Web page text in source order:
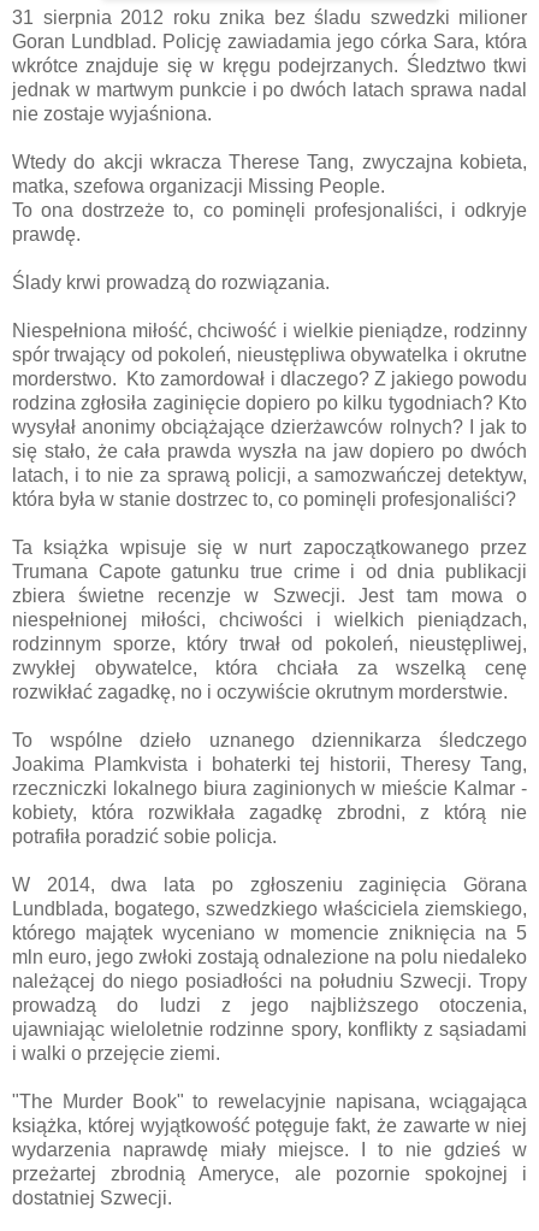
31 sierpnia 2012 roku znika bez śladu szwedzki milioner
Goran Lundblad. Policję zawiadamia jego córka Sara, która
wkrótce znajduje się w kręgu podejrzanych. Śledztwo tkwi
jednak w martwym punkcie i po dwóch latach sprawa nadal
nie zostaje wyjaśniona.
Wtedy do akcji wkracza Therese Tang, zwyczajna kobieta,
matka, szefowa organizacji Missing People.
To ona dostrzeże to, co pominęli profesjonaliści, i odkryje
prawdę.
Ślady krwi prowadzą do rozwiązania.
Niespełniona miłość, chciwość i wielkie pieniądze, rodzinny
spór trwający od pokoleń, nieustępliwa obywatelka i okrutne
morderstwo. Kto zamordował i dlaczego? Z jakiego powodu
rodzina zgłosiła zaginięcie dopiero po kilku tygodniach? Kto
wysyłał anonimy obciążające dzierżawców rolnych? I jak to
się stało, że cała prawda wyszła na jaw dopiero po dwóch
latach, i to nie za sprawą policji, a samozwańczej detektyw,
która była w stanie dostrzec to, co pominęli profesjonaliści?
Ta książka wpisuje się w nurt zapoczątkowanego przez
Trumana Capote gatunku true crime i od dnia publikacji
zbiera świetne recenzje w Szwecji. Jest tam mowa o
niespełnionej miłości, chciwości i wielkich pieniądzach,
rodzinnym sporze, który trwał od pokoleń, nieustępliwej,
zwykłej obywatelce, która chciała za wszelką cenę
rozwikłać zagadkę, no i oczywiście okrutnym morderstwie.
To wspólne dzieło uznanego dziennikarza śledczego
Joakima Plamkvista i bohaterki tej historii, Theresy Tang,
rzeczniczki lokalnego biura zaginionych w mieście Kalmar -
kobiety, która rozwikłała zagadkę zbrodni, z którą nie
potrafiła poradzić sobie policja.
W 2014, dwa lata po zgłoszeniu zaginięcia Görana
Lundblada, bogatego, szwedzkiego właściciela ziemskiego,
którego majątek wyceniano w momencie zniknięcia na 5
mln euro, jego zwłoki zostają odnalezione na polu niedaleko
należącej do niego posiadłości na południu Szwecji. Tropy
prowadzą do ludzi z jego najbliższego otoczenia,
ujawniając wieloletnie rodzinne spory, konflikty z sąsiadami
i walki o przejęcie ziemi.
"The Murder Book" to rewelacyjnie napisana, wciągająca
książka, której wyjątkowość potęguje fakt, że zawarte w niej
wydarzenia naprawdę miały miejsce. I to nie gdzieś w
przeżartej zbrodnią Ameryce, ale pozornie spokojnej i
dostatniej Szwecji.